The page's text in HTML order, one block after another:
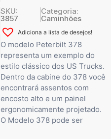
SKU:
3857
Categoria:
Caminhões
Adiciona a lista de desejos!
O modelo Peterbilt 378
representa um exemplo do
estilo clássico dos US Trucks.
Dentro da cabine do 378 você
encontrará assentos com
encosto alto e um painel
ergonomicamente projetado.
O Modelo 378 pode ser